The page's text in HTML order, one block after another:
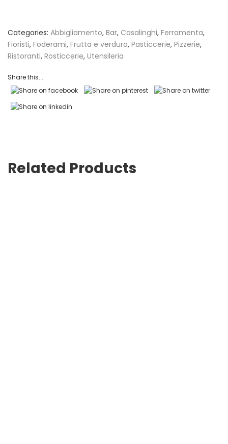
Categories: Abbigliamento, Bar, Casalinghi, Ferramenta,
Fioristi, Foderami, Frutta e verdura, Pasticcerie, Pizzerie,
Ristoranti, Rosticcerie, Utensileria
Share this...
Related Products